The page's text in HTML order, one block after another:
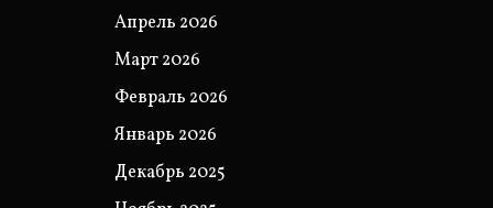
Апрель 2026
Март 2026
Февраль 2026
Январь 2026
Декабрь 2025